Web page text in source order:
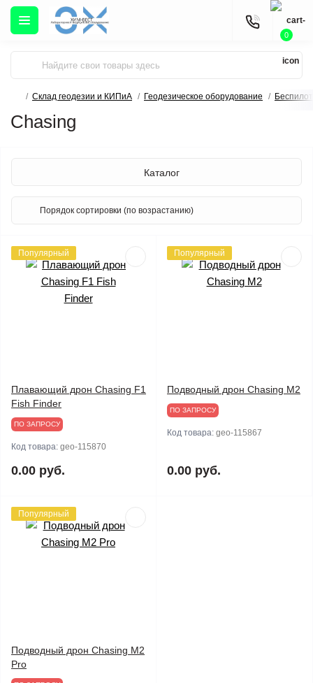
0
Склад геодезии и КИПиА Геодезическое оборудование
Chasing
Каталог
Популярный
Плавающий дрон Chasing F1
Fish Finder
ПО ЗАПРОСУ
Код товара: geo-115870
0.00 руб.
Популярный
Подводный дрон Chasing M2
ПО ЗАПРОСУ
Код товара: geo-115867
0.00 руб.
Популярный
Подводный дрон Chasing M2
Pro